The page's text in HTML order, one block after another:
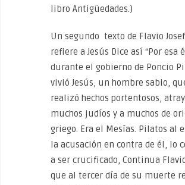
libro Antigüedades.)
Un segundo texto de Flavio
refiere a Jesús Dice así “Por esa
durante el gobierno de Poncio
vivió Jesús, un hombre sabio,
realizó hechos portentosos,
muchos judíos y a muchos de
griego. Era el Mesías. Pilatos al
la acusación en contra de él, lo
a ser crucificado, Continua
que al tercer día de su muerte